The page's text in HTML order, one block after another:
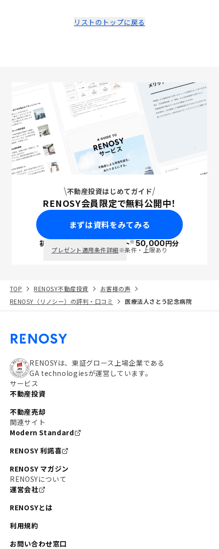
リストのトップに戻る
不動産投資はじめてガイド
RENOSY会員限定で無料公開中！
まずは資料をみてみる
初回面談で ポイント※50,000円分
プレゼント適用条件詳細※条件・上限あり
TOP RENOSY不動産投資
お客様の声
RENOSY（リノシー）の評判・口コミ
医療法人さとう記念病院
RENOSYは、東証グロース上場企業である
GA technologiesが運営しています。
サービス
不動産投資
不動産売却
関連サイト
Modern Standard
RENOSY 利諾喜
RENOSY マガジン
RENOSYについて
運営会社
RENOSYとは
利用規約
お問い合わせ窓口